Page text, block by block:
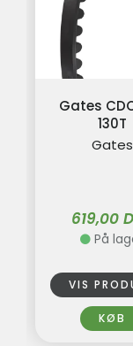
Gates
130T
Gates
619,00
På
VIS
KØB